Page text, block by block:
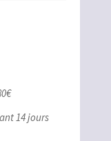
14 jours